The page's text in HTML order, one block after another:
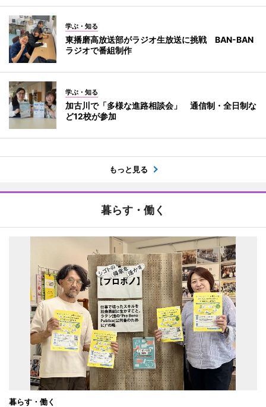
学ぶ・知る
東播磨高放送部がラジオ生放送に挑戦 BAN-BAN
ラジオで番組制作
学ぶ・知る
加古川で「多様な進路相談会」 通信制・全日制な
ど12校が参加
もっと見る
暮らす・働く
暮らす・働く